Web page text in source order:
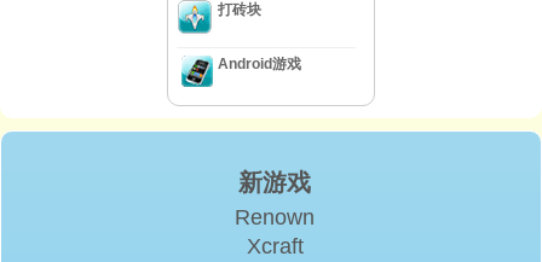
打砖块
Android游戏
新游戏
Renown
Xcraft